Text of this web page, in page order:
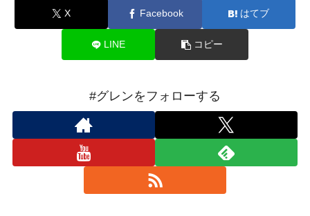
X Facebook はてブ
LINE コピー
#グレンをフォローする